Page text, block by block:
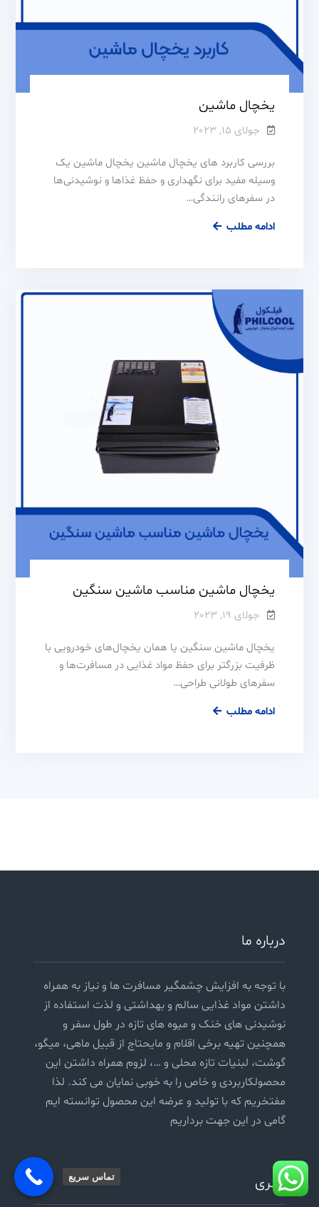
یخچال ماشین
جولای 15, 2023
بررسی کاربرد های یخچال ماشین یخچال ماشین یک
وسیله مفید برای نگهداری و حفظ غذاها و نوشیدنی‌ها
در سفرهای رانندگی…
ادامه مطلب
یخچال ماشین مناسب ماشین سنگین
جولای 19, 2023
یخچال‌ ماشین سنگین یا همان یخچال‌های خودرویی با
ظرفیت بزرگتر برای حفظ مواد غذایی در مسافرت‌ها و
سفرهای طولانی طراحی…
ادامه مطلب
درباره ما
با توجه به افزایش چشمگیر مسافرت ها و نیاز به همراه
داشتن مواد غذایی سالم و بهداشتی و لذت استفاده از
نوشیدنی های خنک و میوه های تازه در طول سفر و
همچنین تهیه برخی اقلام و مایحتاج از قبیل ماهی، میگو،
گوشت، لبنیات تازه محلی و …، لزوم همراه داشتن این
محصولکاربردی و خاص را به خوبی نمایان می کند. لذا
مفتخریم که با تولید و عرضه این محصول توانسته ایم
گامی در این جهت برداریم
گالری تماس سریع